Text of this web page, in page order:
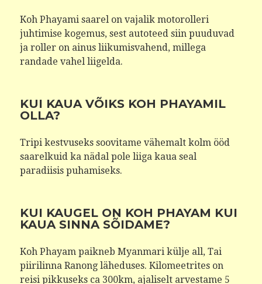
Koh Phayami saarel on vajalik motorolleri
juhtimise kogemus, sest autoteed siin puuduvad
ja roller on ainus liikumisvahend, millega
randade vahel liigelda.
KUI KAUA VÕIKS KOH PHAYAMIL
OLLA?
Tripi kestvuseks soovitame vähemalt kolm ööd
saarelkuid ka nädal pole liiga kaua seal
paradiisis puhamiseks.
KUI KAUGEL ON KOH PHAYAM KUI
KAUA SINNA SÕIDAME?
Koh Phayam paikneb Myanmari külje all, Tai
piirilinna Ranong läheduses. Kilomeetrites on
reisi pikkuseks ca 300km, ajaliselt arvestame 5